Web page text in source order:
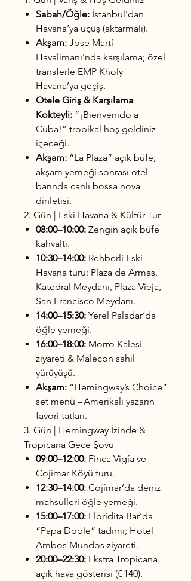
Sabah/Öğle: İstanbul’dan
Havana’ya uçuş (aktarmalı).
Akşam: Jose Martí
Havalimanı’nda karşılama; özel
transferle EMP Kholy
Havana’ya geçiş.
Otele Giriş & Karşılama
Kokteyli: “¡Bienvenido a
Cuba!” tropikal hoş geldiniz
içeceği.
Akşam: “La Plaza” açık büfe;
akşam yemeği sonrası otel
barında canlı bossa nova
dinletisi.
2. Gün | Eski Havana & Kültür Tur
08:00–10:00: Zengin açık büfe
kahvaltı.
10:30–14:00: Rehberli Eski
Havana turu: Plaza de Armas,
Katedral Meydanı, Plaza Vieja,
San Francisco Meydanı.
14:00–15:30: Yerel Paladar’da
öğle yemeği.
16:00–18:00: Morro Kalesi
ziyareti & Malecon sahil
yürüyüşü.
Akşam: “Hemingway’s Choice”
set menü – Amerikalı yazarın
favori tatları.
3. Gün | Hemingway İzinde &
Tropicana Gece Şovu
09:00–12:00: Finca Vigía ve
Cojímar Köyü turu.
12:30–14:00: Cojímar’da deniz
mahsulleri öğle yemeği.
15:00–17:00: Floridita Bar’da
“Papa Doble” tadımı; Hotel
Ambos Mundos ziyareti.
20:00–22:30: Ekstra Tropicana
açık hava gösterisi (€ 140).